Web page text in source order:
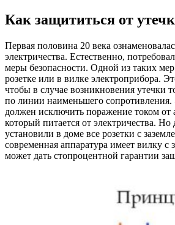
Как защититься от
Первая половина 20 века
электричества. Естественно,
меры безопасности. Одной из таких мер
розетке или в вилке электроприбора.
чтобы в случае возникновения утечки
по линии наименьшего сопротивления.
должен исключить поражение током от
который питается от электричества.
установили в доме все розетки с
современная аппаратура имеет вилку с
может дать стопроцентной гарантии